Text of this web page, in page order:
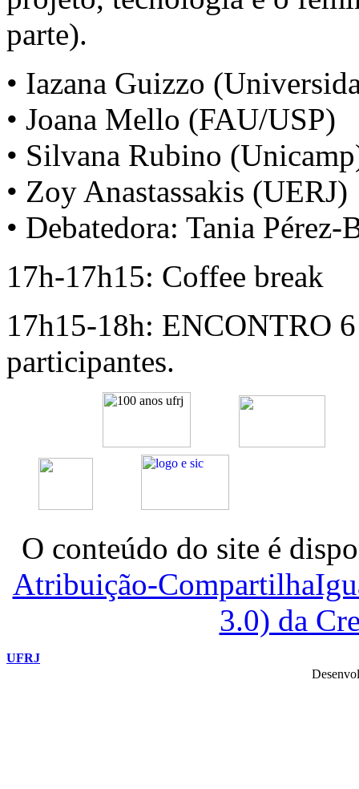
parte).
• Iazana Guizzo
• Joana Mello (FAU/USP)
• Silvana Rubino
• Zoy Anastassakis (UERJ)
• Debatedora: Tania
17h-17h15: Coffee break
17h15-18h: ENCONTRO
participantes.
O conteúdo do site é
Atribuição-
3.0) da
UFRJ